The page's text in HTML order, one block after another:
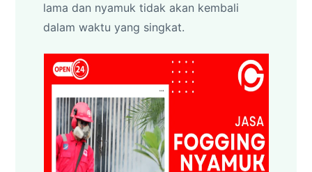
lama dan nyamuk tidak akan kembali
dalam waktu yang singkat.